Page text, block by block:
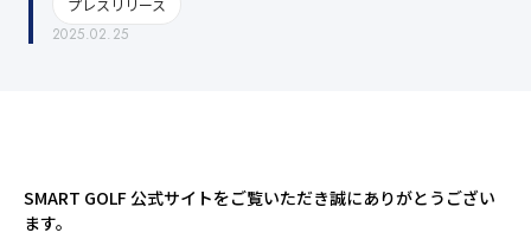
プレスリリース
2025.02.25
SMART GOLF 公式サイトをご覧いただき誠にありがとうござい
ます。